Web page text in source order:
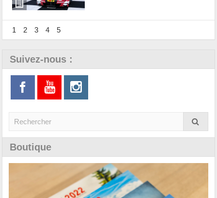
1 2 3 4 5
Suivez-nous :
Boutique